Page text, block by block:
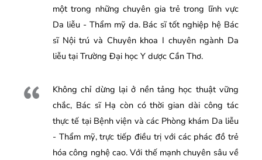
một trong những chuyên gia trẻ trong lĩnh vực
Da liễu - Thẩm mỹ da. Bác sĩ tốt nghiệp hệ Bác
sĩ Nội trú và Chuyên khoa I chuyên ngành Da
liễu tại Trường Đại học Y dược Cần Thơ.
Không chỉ dừng lại ở nền tảng học thuật vững
chắc, Bác sĩ Hạ còn có thời gian dài công tác
thực tế tại Bệnh viện và các Phòng khám Da liễu
- Thẩm mỹ, trực tiếp điều trị với các phác đồ trẻ
hóa công nghệ cao. Với thế mạnh chuyên sâu về